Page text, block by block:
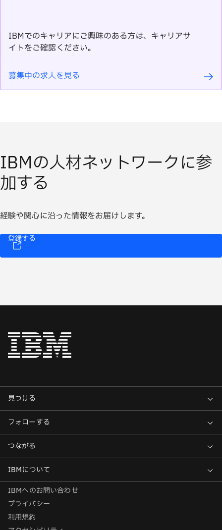
IBMでのキャリアにご興味のある方は、キャリアサ
イトをご確認ください。
募集中の求人を見る
IBMの人材ネットワークに参
加する
経験や関心に沿った情報をお届けします。
登録する
IBMへのお問い合わせ
プライバシー
利用規約